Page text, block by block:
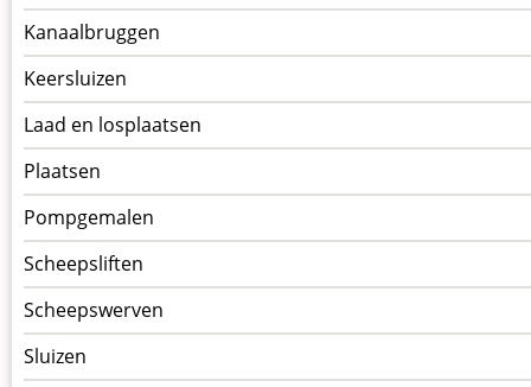
Kanaalbruggen
Keersluizen
Laad en losplaatsen
Plaatsen
Pompgemalen
Scheepsliften
Scheepswerven
Sluizen